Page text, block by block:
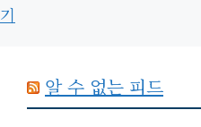
기
알 수 없는 피드